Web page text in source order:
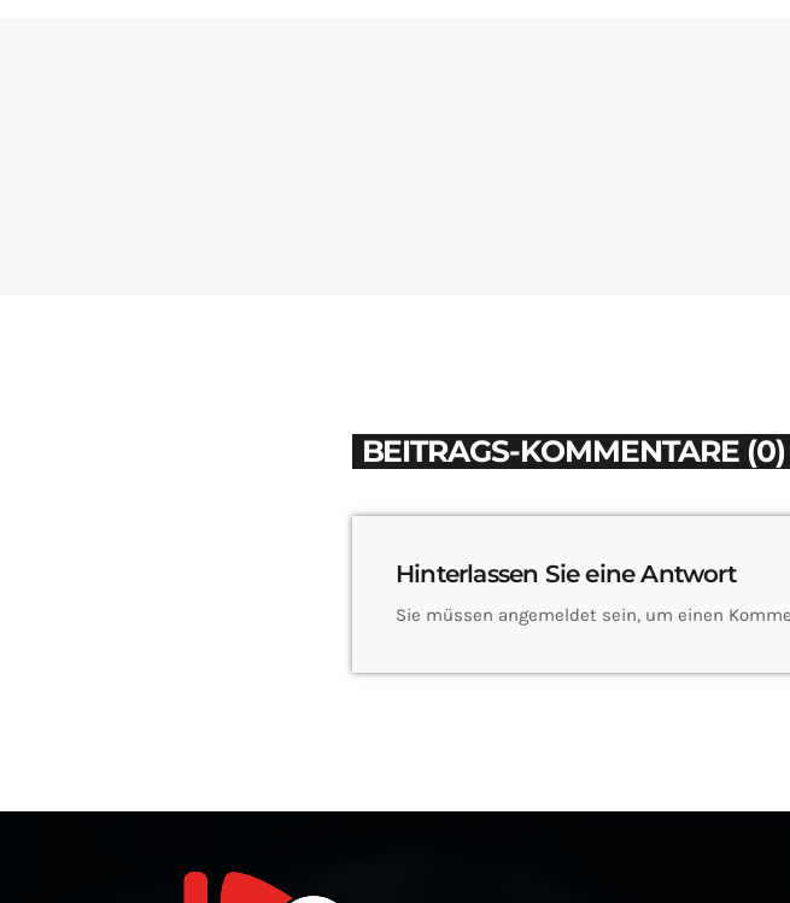
BEITRAGS-KOMMENTARE (0)
Hinterlassen Sie eine Antwort
Sie müssen angemeldet sein, um einen